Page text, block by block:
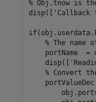
% Obj.tnow is
disp([ 'Callback
if
% The
portName  =
    disp([
% Convert